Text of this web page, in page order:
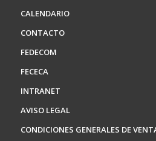
CALENDARIO
CONTACTO
FEDECOM
FECECA
INTRANET
AVISO LEGAL
CONDICIONES GENERALES DE